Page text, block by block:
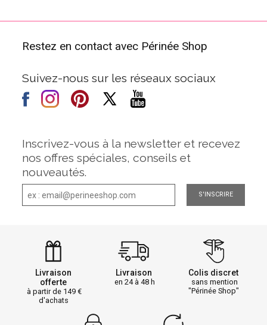
Restez en contact avec Périnée Shop
Suivez-nous sur les réseaux sociaux
Inscrivez-vous à la newsletter et recevez
nos offres spéciales, conseils et
nouveautés.
S'INSCRIRE
Livraison
offerte
à partir de 149
d'achats
Livraison
en 24 à 48 h
Colis discret
sans mention
"Périnée Shop"